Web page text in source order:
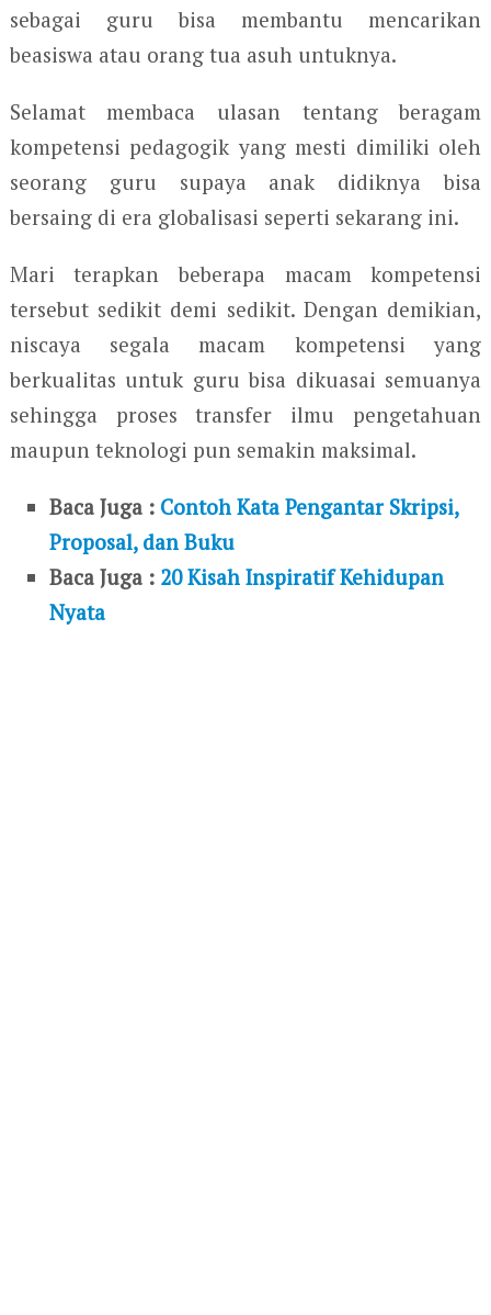
sebagai guru bisa membantu mencarikan
beasiswa atau orang tua asuh untuknya.
Selamat membaca ulasan tentang beragam
kompetensi pedagogik yang mesti dimiliki oleh
seorang guru supaya anak didiknya bisa
bersaing di era globalisasi seperti sekarang ini.
Mari terapkan beberapa macam kompetensi
tersebut sedikit demi sedikit. Dengan demikian,
niscaya segala macam kompetensi yang
berkualitas untuk guru bisa dikuasai semuanya
sehingga proses transfer ilmu pengetahuan
maupun teknologi pun semakin maksimal.
Baca Juga : Contoh Kata Pengantar Skripsi,
Proposal, dan Buku
Baca Juga : 20 Kisah Inspiratif Kehidupan
Nyata